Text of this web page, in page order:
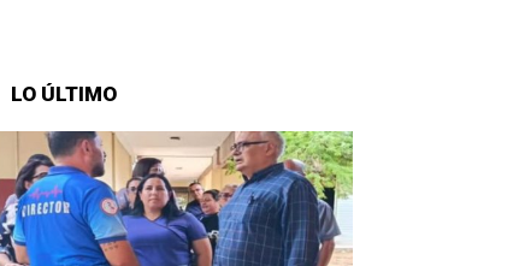
LO ÚLTIMO